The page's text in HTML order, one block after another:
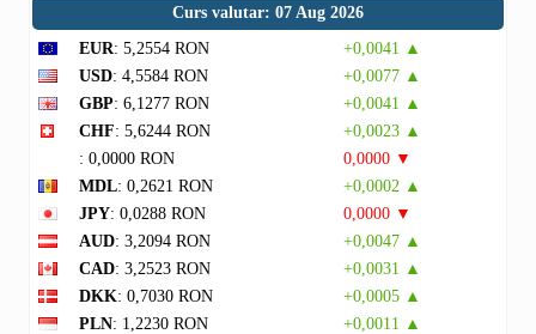
Curs valutar: 07 Aug 2026
EUR: 5,2554 RON
+0,0041 ▲
USD: 4,5584 RON
+0,0077 ▲
GBP: 6,1277 RON
+0,0041 ▲
CHF: 5,6244 RON
+0,0023 ▲
: 0,0000 RON
0,0000 ▼
MDL: 0,2621 RON
+0,0002 ▲
JPY: 0,0288 RON
0,0000 ▼
AUD: 3,2094 RON
+0,0047 ▲
CAD: 3,2523 RON
+0,0031 ▲
DKK: 0,7030 RON
+0,0005 ▲
PLN: 1,2230 RON
+0,0011 ▲